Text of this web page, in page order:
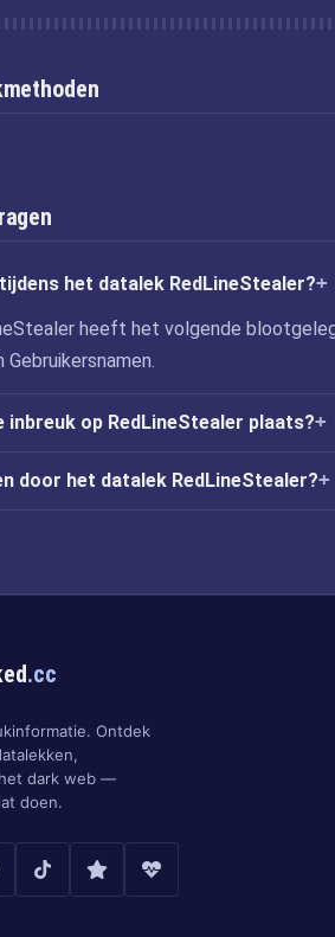
het datalek RedLineStealer?
heeft het volgende
inbreuk op RedLineStealer plaats?
door het datalek RedLineStealer?
.cc
Ontdek
dark web —
doen.